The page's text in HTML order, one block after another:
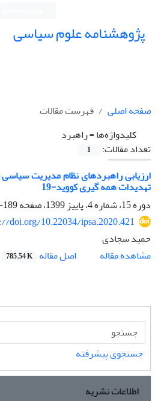
پژوهشنامه علوم سیاسی
صفحه اصلی
فهرست مقالات
کلیدواژه‌ها =راهبرد
تعداد مقالات:
1
ارزیابی راهبردهای نظام مدیریت سیاسی
تهدیدات همه گیری کووید-19
دوره 15، شماره 4، پاییز 1399، صفحه
189-215
doi.org/10.22034/ipsa.2020.421
حمید سجادی
مشاهده مقاله
اصل مقاله 785.54 K
جستجوی پیشرفته
اطلاعات نشریه